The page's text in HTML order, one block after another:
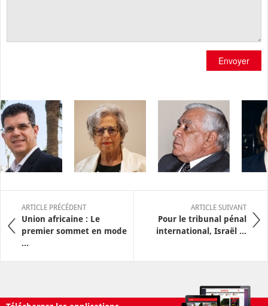
Envoyer
ARTICLE PRÉCÉDENT
Union africaine : Le
premier sommet en mode
...
ARTICLE SUIVANT
Pour le tribunal pénal
international, Israël ...